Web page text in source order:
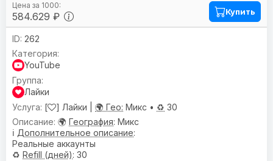
584.629 ₽ Купить
262
YouTube
Лайки
[
] Лайки | 🌍 Гео: Микс • ♻️ 30
🌍 География: Микс
ℹ️ Дополнительное описание:
Реальные аккаунты
♻️ Refill (дней): 30